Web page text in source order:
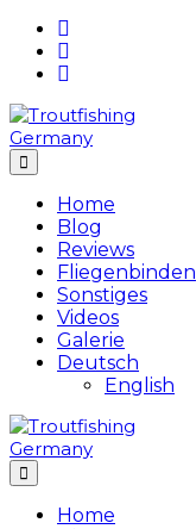
Skip
content
Home
Blog
Reviews
Fliegenbinden
Sonstiges
Videos
Galerie
Deutsch
English
Home